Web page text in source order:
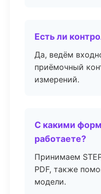
Есть ли
Да, ведём
приёмочный
измерений.
С какими
работаете?
Принимаем
PDF, также
модели.